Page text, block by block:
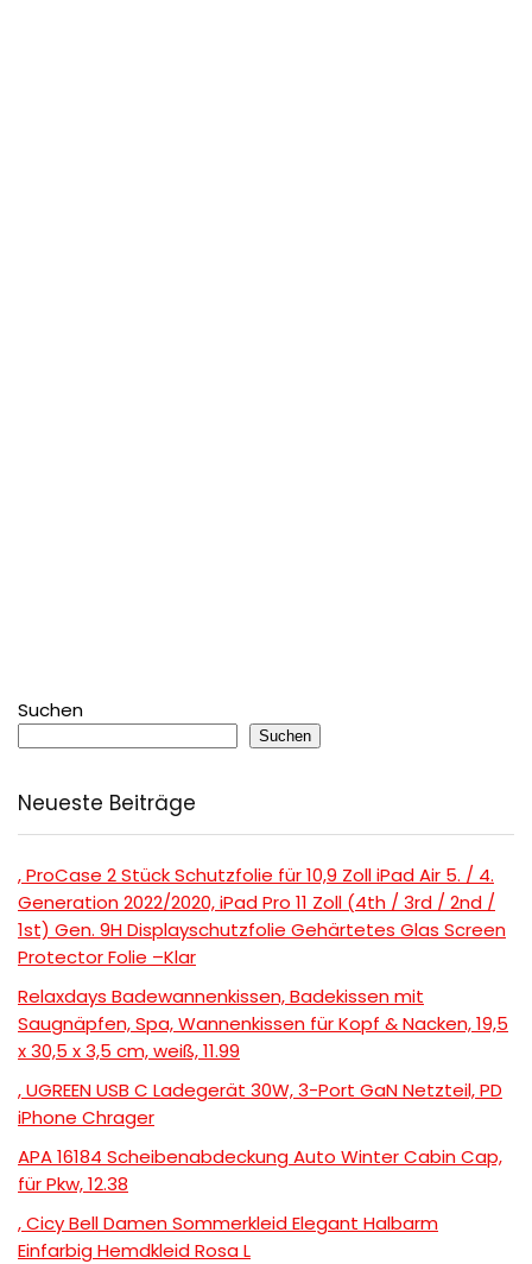
Suchen
Suchen
Neueste Beiträge
, ProCase 2 Stück Schutzfolie für 10,9 Zoll iPad Air 5. / 4.
Generation 2022/2020, iPad Pro 11 Zoll (4th / 3rd / 2nd /
1st) Gen. 9H Displayschutzfolie Gehärtetes Glas Screen
Protector Folie –Klar
Relaxdays Badewannenkissen, Badekissen mit
Saugnäpfen, Spa, Wannenkissen für Kopf & Nacken, 19,5
x 30,5 x 3,5 cm, weiß, 11.99
, UGREEN USB C Ladegerät 30W, 3-Port GaN Netzteil, PD
iPhone Chrager
APA 16184 Scheibenabdeckung Auto Winter Cabin Cap,
für Pkw, 12.38
, Cicy Bell Damen Sommerkleid Elegant Halbarm
Einfarbig Hemdkleid Rosa L